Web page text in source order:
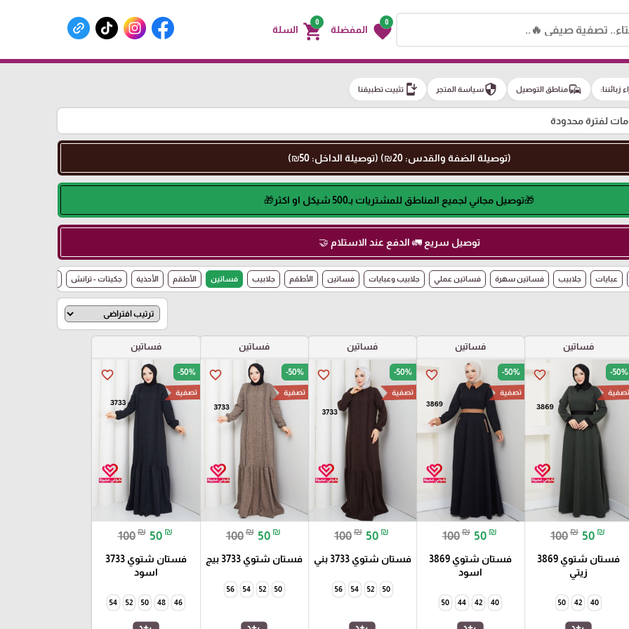
0
favorite المفضلة
0
shopping_cart السلة
زبائننا: commuteمناطق التوصيل securityسياسة المتجر install_mobileتثبيت تطبيقنا
لفترة محدودة
(توصيلة الضفة والقدس: 20₪) (توصيلة الداخل: 50₪)
🎁توصيل مجاني لجميع المناطق للمشتريات بـ500 شيكل او اكثر🎁
توصيل سريع 🚛 الدفع عند الاستلام 🤝
عبايات جلابيب فساتين سهرة فساتين عملي جلابيب وعبايات فساتين الأطقم جلابيب فساتين الأطقم الأحذية جكيتات - ترانش
فساتين
favorite_border -50%
تصفية
100₪ 50 ₪
فستان شتوي 3869
زيتي
40
42
50
فساتين
favorite_border -50%
تصفية
100₪ 50 ₪
فستان شتوي 3869
اسود
40
42
44
50
فساتين
favorite_border -50%
تصفية
100₪ 50 ₪
فستان شتوي 3733 بني
50
52
54
56
فساتين
favorite_border -50%
تصفية
100₪ 50 ₪
فستان شتوي 3733 بيج
50
52
54
56
فساتين
favorite_border -50%
تصفية
100₪ 50 ₪
فستان شتوي 3733
اسود
46
48
50
52
54